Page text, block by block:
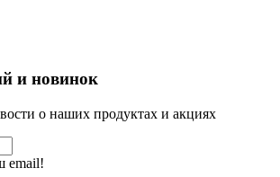
и новинок
о наших продуктах и акциях
email!